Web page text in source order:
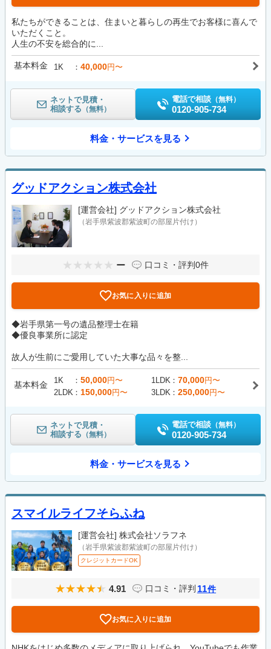
私たちができることは、住まいと暮らしの再生でお客様に喜んで
いただくこと。
人生の不安を総合的に...
基本料金 1K 40,000円〜
ネットで見積・
相談する （無料）
電話で相談 （無料）
0120-905-734
料金・サービスを見る
グッドアクション株式会社
[運営会社] グッドアクション株式会社
（岩手県紫波郡紫波町の部屋片付け）
ー 口コミ・評判0件
お気に入りに追加
◆岩手県第一号の遺品整理士在籍
◆優良事業所に認定
故人が生前にご愛用していた大事な品々を整...
基本料金 1K 50,000円〜 1LDK 70,000円〜
2LDK
150,000円〜 3LDK 250,000円〜
ネットで見積・
相談する （無料）
電話で相談 （無料）
0120-905-734
料金・サービスを見る
スマイルライフそらふね
[運営会社] 株式会社ソラフネ
（岩手県紫波郡紫波町の部屋片付け）
クレジットカードOK
4.91 口コミ・評判 11件
お気に入りに追加